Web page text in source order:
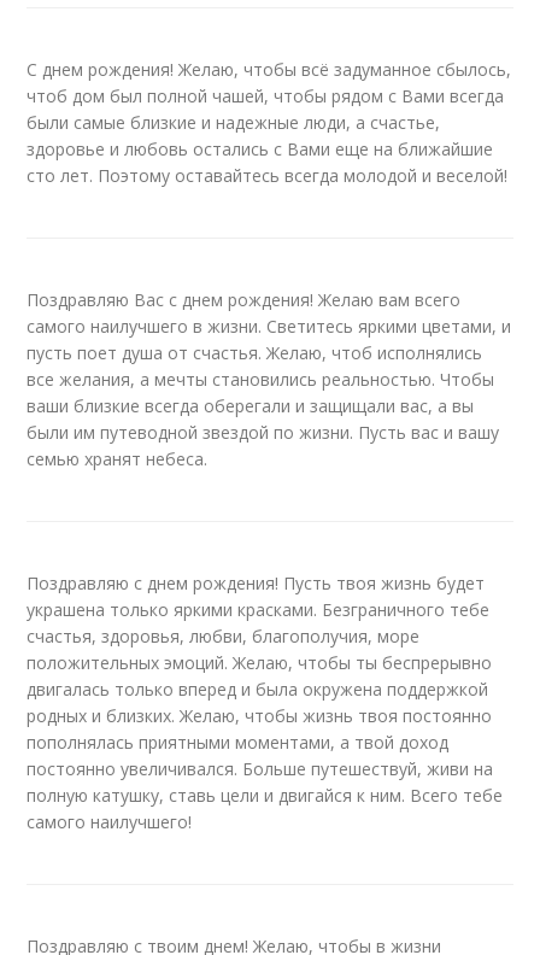
С днем рождения! Желаю, чтобы всё задуманное сбылось,
чтоб дом был полной чашей, чтобы рядом с Вами всегда
были самые близкие и надежные люди, а счастье,
здоровье и любовь остались с Вами еще на ближайшие
сто лет. Поэтому оставайтесь всегда молодой и веселой!
Поздравляю Вас с днем рождения! Желаю вам всего
самого наилучшего в жизни. Светитесь яркими цветами, и
пусть поет душа от счастья. Желаю, чтоб исполнялись
все желания, а мечты становились реальностью. Чтобы
ваши близкие всегда оберегали и защищали вас, а вы
были им путеводной звездой по жизни. Пусть вас и вашу
семью хранят небеса.
Поздравляю с днем рождения! Пусть твоя жизнь будет
украшена только яркими красками. Безграничного тебе
счастья, здоровья, любви, благополучия, море
положительных эмоций. Желаю, чтобы ты беспрерывно
двигалась только вперед и была окружена поддержкой
родных и близких. Желаю, чтобы жизнь твоя постоянно
пополнялась приятными моментами, а твой доход
постоянно увеличивался. Больше путешествуй, живи на
полную катушку, ставь цели и двигайся к ним. Всего тебе
самого наилучшего!
Поздравляю с твоим днем! Желаю, чтобы в жизни